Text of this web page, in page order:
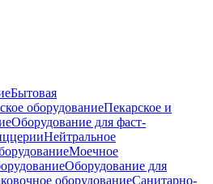
Бытовая
оборудованиеПекарское и
Оборудование для фаст-
Нейтральное
Моечное
Оборудование для
оборудованиеСанитарно-